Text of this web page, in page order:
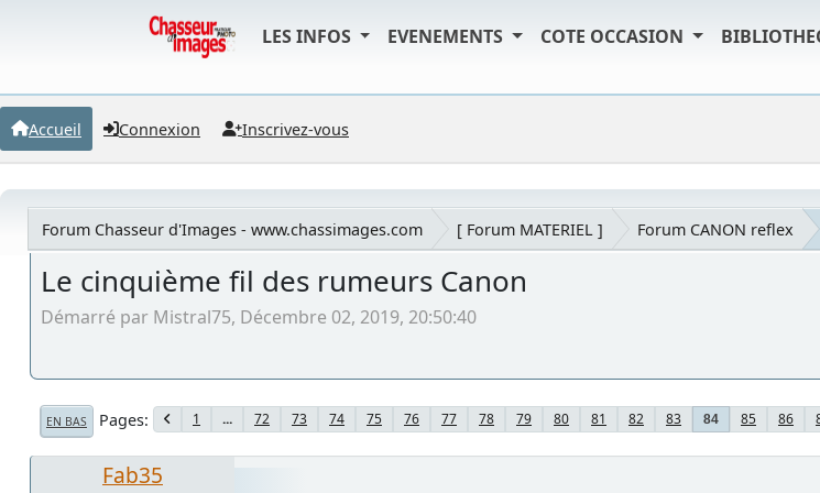
LES INFOS EVENEMENTS COTE OCCASION
Accueil Connexion Inscrivez-vous
Forum Chasseur d'Images - www.chassimages.com [ Forum MATERIEL ] Forum CANON reflex
Le cinquième fil des rumeurs Canon
Démarré par Mistral75, Décembre 02, 2019, 20:50:40
EN BAS Pages 1 ... 72 73 74 75 76 77 78 79 80 81 82 83 84 85 86
Fab35